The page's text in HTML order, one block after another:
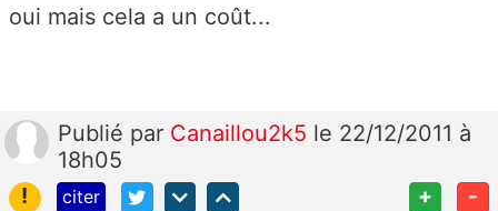
oui mais cela a un coût...
Publié par Canaillou2k5 le 22/12/2011 à
18h05
!
citer + -